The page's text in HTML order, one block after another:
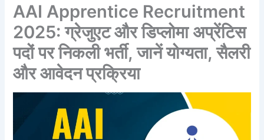
AAI Apprentice Recruitment
2025: ग्रेजुएट और डिप्लोमा अप्रेंटिस
पदों पर निकली भर्ती, जानें योग्यता, सैलरी
और आवेदन प्रक्रिया